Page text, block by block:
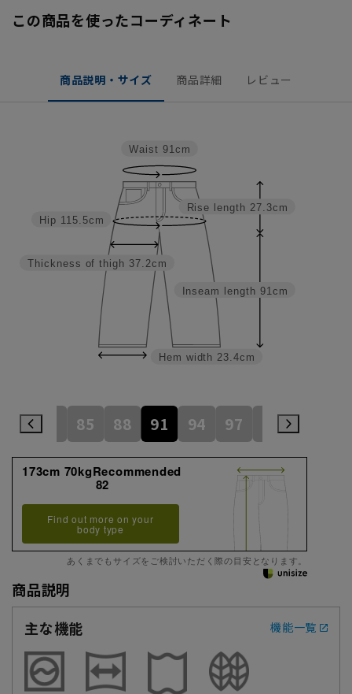
この商品を使ったコーディネート
商品説明・サイズ 商品詳細 レビュー
Inseam length 91cm
Rise length 27.3cm
Hem width 23.4cm
Thickness of thigh 37.2cm
Hip 115.5cm
Waist 91cm
82 85 88 91 94 97 100
173cm 70kgRecommended
82
Find out more on your
body type
あくまでもサイズをご検討いただく際の目安となります。
商品説明
主な機能
機能一覧